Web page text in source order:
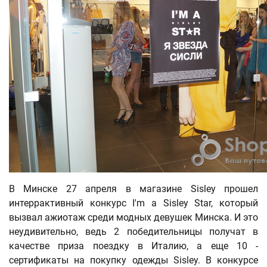
В Минске 27 апреля в магазине Sisley прошел
интеррактивный конкурс I'm a Sisley Star, который
вызвал ажиотаж среди модных девушек Минска. И это
неудивительно, ведь 2 победительницы получат в
качестве приза поездку в Италию, а еще 10 -
сертификаты на покупку одежды Sisley. В конкурсе